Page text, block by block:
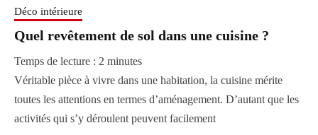
Déco intérieure
Quel revêtement de sol dans une cuisine ?
Temps de lecture : 2 minutes
Véritable pièce à vivre dans une habitation, la cuisine mérite
toutes les attentions en termes d’aménagement. D’autant que les
activités qui s’y déroulent peuvent facilement